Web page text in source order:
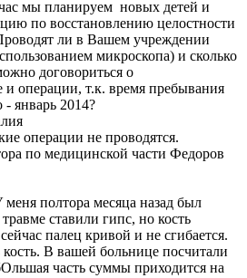
мы планируем новых детей и
по восстановлению целостности
ли в Вашем учреждении
микроскопа) и сколько
договориться о
и операции, т.к. время пребывания
- январь 2014?
операции не проводятся.
по медицинской части Федоров
меня полтора месяца назад был
ставили гипс, но кость
палец кривой и не сгибается.
кость. В вашей больнице посчитали
часть суммы приходится на